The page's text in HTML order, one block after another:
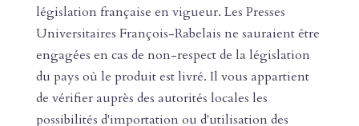
législation française en vigueur. Les Presses
Universitaires François-Rabelais ne sauraient être
engagées en cas de non-respect de la législation
du pays où le produit est livré. Il vous appartient
de vérifier auprès des autorités locales les
possibilités d'importation ou d'utilisation des